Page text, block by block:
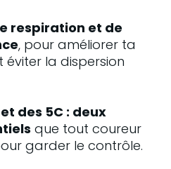
respiration et de
, pour améliorer ta
la dispersion
des 5C : deux
que tout coureur
garder le contrôle.